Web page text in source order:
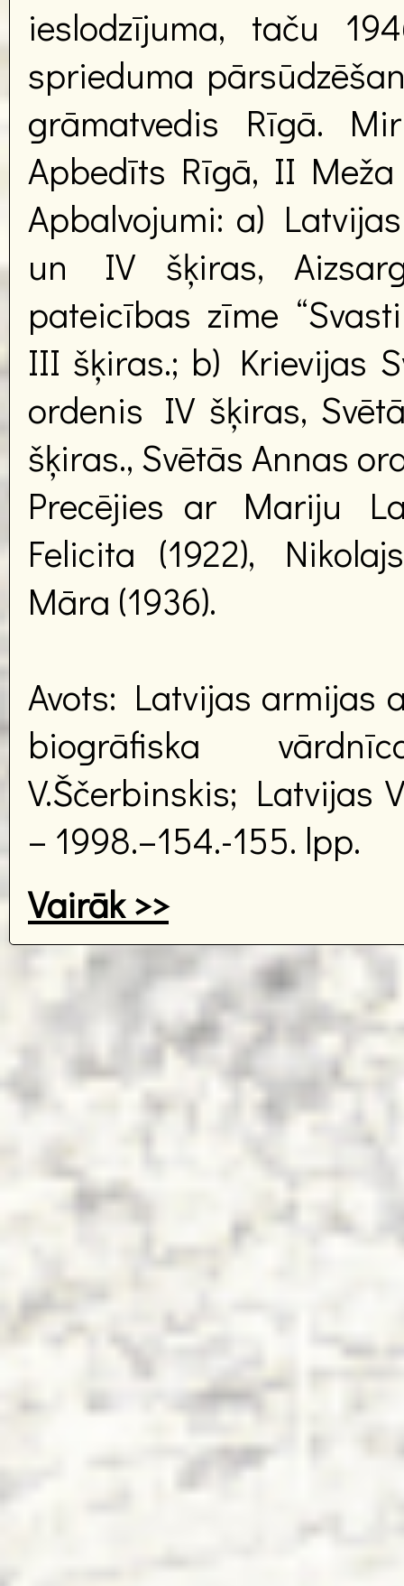
ieslodzījuma, taču
sprieduma
grāmatvedis Rīgā.
Apbedīts Rīgā, II Meža
Apbalvojumi: a)
un IV šķiras,
pateicības zīme
III šķiras.; b) Krievijas
ordenis IV šķiras,
šķiras., Svētās Annas
Precējies ar Mariju
Felicita (1922),
Māra (1936).
Avots: Latvijas armijas
biogrāfiska
V.Ščerbinskis; Latvijas
– 1998.–154.-155. lpp.
Vairāk >>